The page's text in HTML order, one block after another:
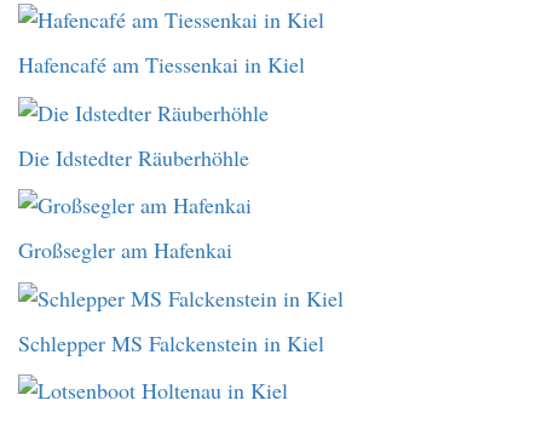
Hafencafé am Tiessenkai in Kiel
Die Idstedter Räuberhöhle
Großsegler am Hafenkai
Schlepper MS Falckenstein in Kiel